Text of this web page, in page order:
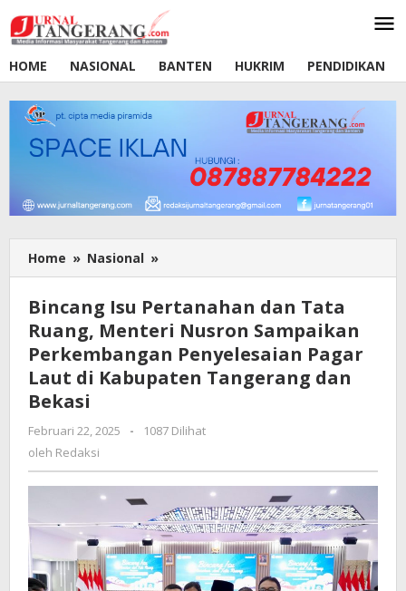
ke
konten
HOME
NASIONAL BANTEN HUKRIM PENDIDIKAN
Home » Nasional »
Isu
dan
Tata
Ruang,
Menteri
Perkembangan
Pagar
Laut
Kabupaten
Tangerang
dan
Bekasi
Bincang Isu Pertanahan dan Tata
Ruang, Menteri Nusron Sampaikan
Perkembangan Penyelesaian Pagar
Laut di Kabupaten Tangerang dan
Bekasi
Februari 22, 2025
oleh
-
1087 Dilihat
oleh Redaksi